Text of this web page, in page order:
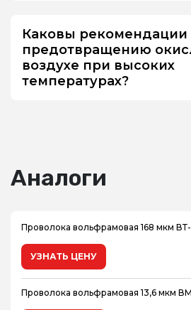
Каковы рекомендации
предотвращению
воздухе при высоких
температурах?
Аналоги
Проволока вольфрамовая 168 мкм
УЗНАТЬ ЦЕНУ
Проволока вольфрамовая 13,6 мкм